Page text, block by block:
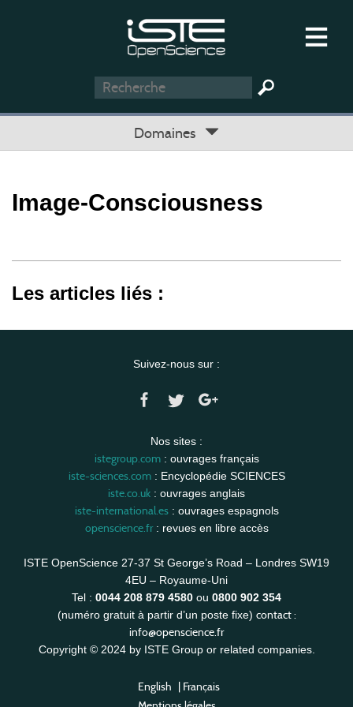
Domaines
Image-Consciousness
Les articles liés :
Suivez-nous sur :
Nos sites :
istegroup.com: ouvrages français
iste-sciences.com: Encyclopédie SCIENCES
iste.co.uk : ouvrages anglais
iste-international.es: ouvrages espagnols
openscience.fr: revues en libre accès
ISTE OpenScience 27-37 St George’s Road – Londres SW19
4EU – Royaume-Uni
Tel : 0044 208 879 4580 ou 0800 902 354
(numéro gratuit à partir d’un poste fixe) contact :
info@openscience.fr
Copyright © 2024 by ISTE Group or related companies.
English | Français